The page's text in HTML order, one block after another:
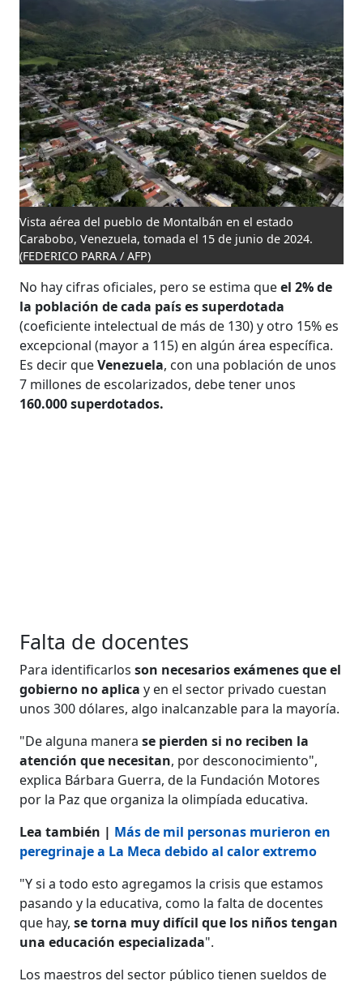
Vista aérea del pueblo de Montalbán en el estado
Carabobo, Venezuela, tomada el 15 de junio de 2024.
(FEDERICO PARRA / AFP)
No hay cifras oficiales, pero se estima queel 2% de
la población de cada país es superdotada
(coeficiente intelectual de más de 130) y otro 15% es
excepcional (mayor a 115) en algún área específica.
Es decir queVenezuela, con una población de unos
7 millones de escolarizados, debe tener unos
160.000 superdotados.
Falta de docentes
Para identificarlosson necesarios exámenes que el
gobierno no aplica y en el sector privado cuestan
unos 300 dólares, algo inalcanzable para la mayoría.
"De alguna manera se pierden si no reciben la
atención que necesitan, por desconocimiento",
explica Bárbara Guerra, de la Fundación Motores
por la Paz que organiza la olimpíada educativa.
Lea también | Más de mil personas murieron en
peregrinaje a La Meca debido al calor extremo
"Y si a todo esto agregamos la crisis que estamos
pasando y la educativa, como la falta de docentes
que hay,se torna muy difícil que los niños tengan
una educación especializada".
Los maestros del sector público tienen sueldos de